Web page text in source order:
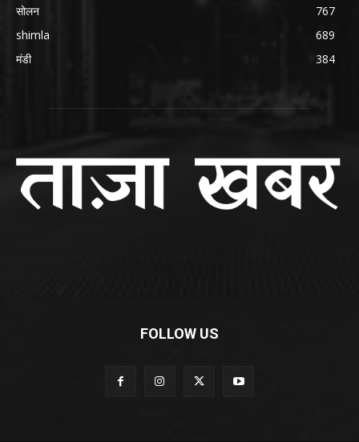
सोलन
767
shimla
689
मंडी
384
FOLLOW US